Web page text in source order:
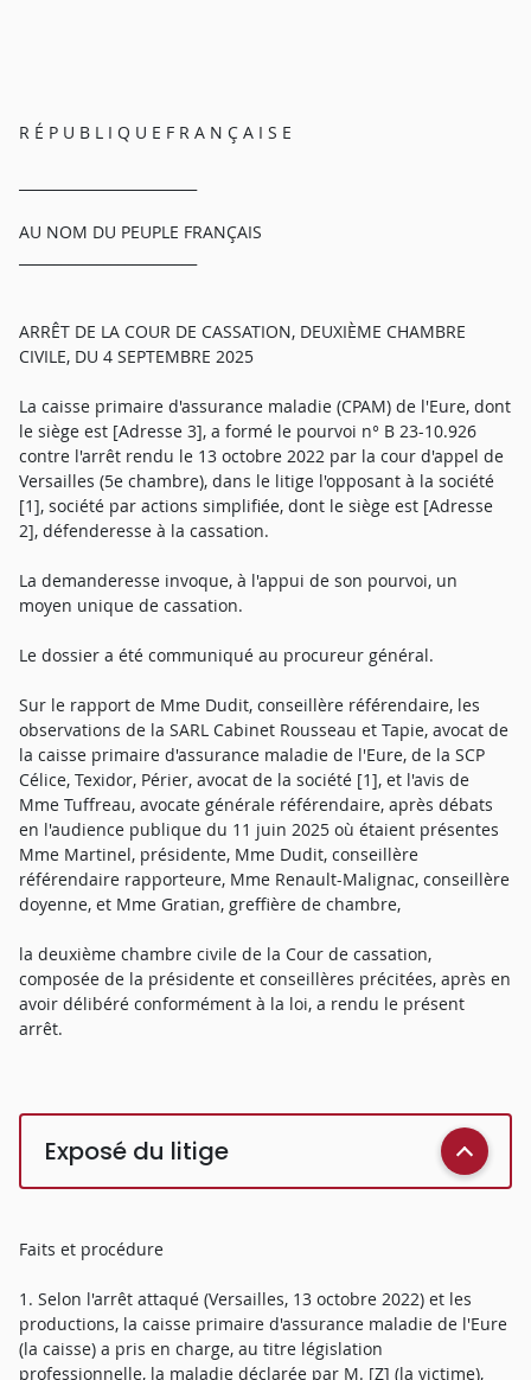
R É P U B L I Q U E F R A N Ç A I S E
AU NOM DU PEUPLE FRANÇAIS
ARRÊT DE LA COUR DE CASSATION, DEUXIÈME CHAMBRE
CIVILE, DU 4 SEPTEMBRE 2025
La caisse primaire d'assurance maladie (CPAM) de l'Eure, dont
le siège est [Adresse 3], a formé le pourvoi n° B 23-10.926
contre l'arrêt rendu le 13 octobre 2022 par la cour d'appel de
Versailles (5e chambre), dans le litige l'opposant à la société
[1], société par actions simplifiée, dont le siège est [Adresse
2], défenderesse à la cassation.
La demanderesse invoque, à l'appui de son pourvoi, un
moyen unique de cassation.
Le dossier a été communiqué au procureur général.
Sur le rapport de Mme Dudit, conseillère référendaire, les
observations de la SARL Cabinet Rousseau et Tapie, avocat de
la caisse primaire d'assurance maladie de l'Eure, de la SCP
Célice, Texidor, Périer, avocat de la société [1], et l'avis de
Mme Tuffreau, avocate générale référendaire, après débats
en l'audience publique du 11 juin 2025 où étaient présentes
Mme Martinel, présidente, Mme Dudit, conseillère
référendaire rapporteure, Mme Renault-Malignac, conseillère
doyenne, et Mme Gratian, greffière de chambre,
la deuxième chambre civile de la Cour de cassation,
composée de la présidente et conseillères précitées, après en
avoir délibéré conformément à la loi, a rendu le présent
arrêt.
Exposé du litige
Faits et procédure
1. Selon l'arrêt attaqué (Versailles, 13 octobre 2022) et les
productions, la caisse primaire d'assurance maladie de l'Eure
(la caisse) a pris en charge, au titre législation
professionnelle, la maladie déclarée par M. [Z] (la victime),